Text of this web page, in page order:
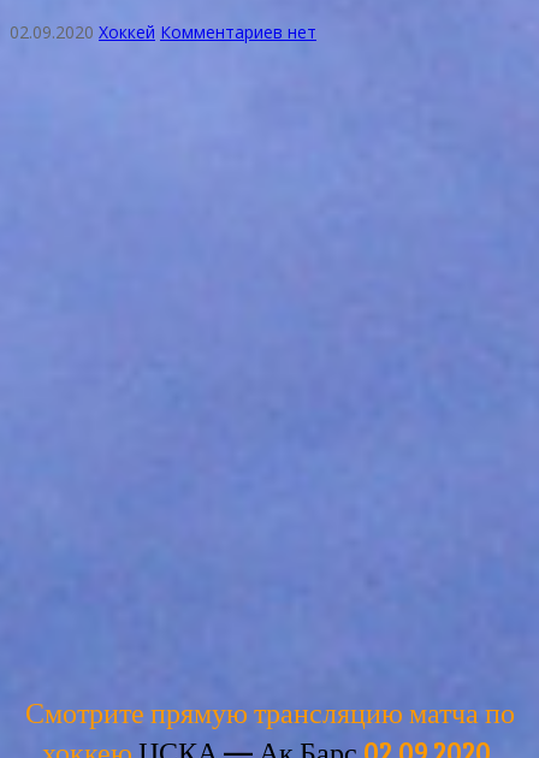
02.09.2020 Хоккей Комментариев нет
Смотрите прямую трансляцию матча по